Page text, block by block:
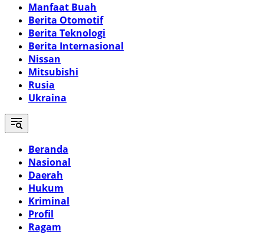
Manfaat Buah
Berita Otomotif
Berita Teknologi
Berita Internasional
Nissan
Mitsubishi
Rusia
Ukraina
Beranda
Nasional
Daerah
Hukum
Kriminal
Profil
Ragam